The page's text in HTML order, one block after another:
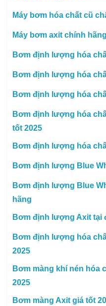
Máy bơm hóa chất cũ
Máy bơm axit chính
Bơm định lượng hóa
Bơm định lượng hóa
Bơm định lượng hóa
Bơm định lượng hóa
tốt 2025
Bơm định lượng hóa
Bơm định lượng Blue
Bơm định lượng Blue
hãng
Bơm định lượng Axit tại
Bơm định lượng hóa
2025
Bơm màng khí nén hóa
2025
Bơm màng Axit giá tốt